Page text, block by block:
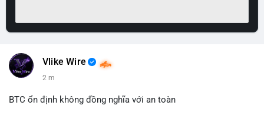
Vlike Wire
2 m
BTC ổn định không đồng nghĩa với an toàn